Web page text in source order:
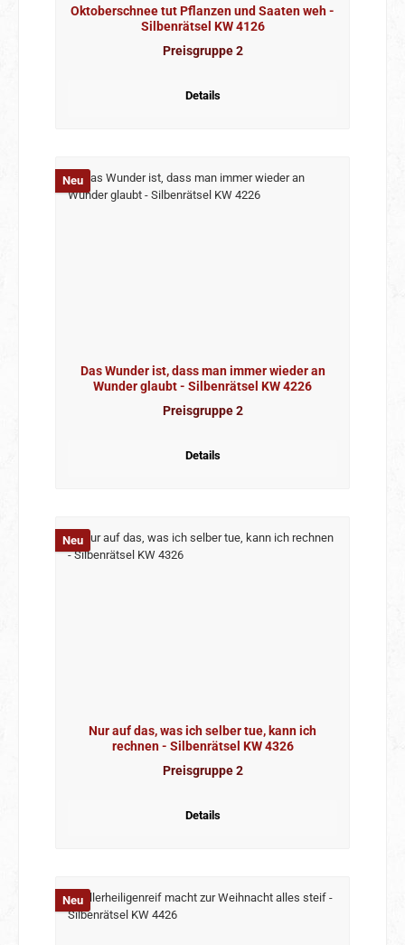
Oktoberschnee tut Pflanzen und Saaten weh -
Silbenrätsel KW 4126
Preisgruppe 2
Details
Neu
Das Wunder ist, dass man immer wieder an
Wunder glaubt - Silbenrätsel KW 4226
Preisgruppe 2
Details
Neu
Nur auf das, was ich selber tue, kann ich
rechnen - Silbenrätsel KW 4326
Preisgruppe 2
Details
Neu